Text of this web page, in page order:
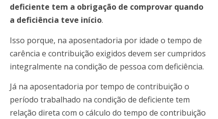
deficiente tem a obrigação de comprovar quando
a deficiência teve início.
Isso porque, na aposentadoria por idade o tempo de
carência e contribuição exigidos devem ser cumpridos
integralmente na condição de pessoa com deficiência.
Já na aposentadoria por tempo de contribuição o
período trabalhado na condição de deficiente tem
relação direta com o cálculo do tempo de contribuição